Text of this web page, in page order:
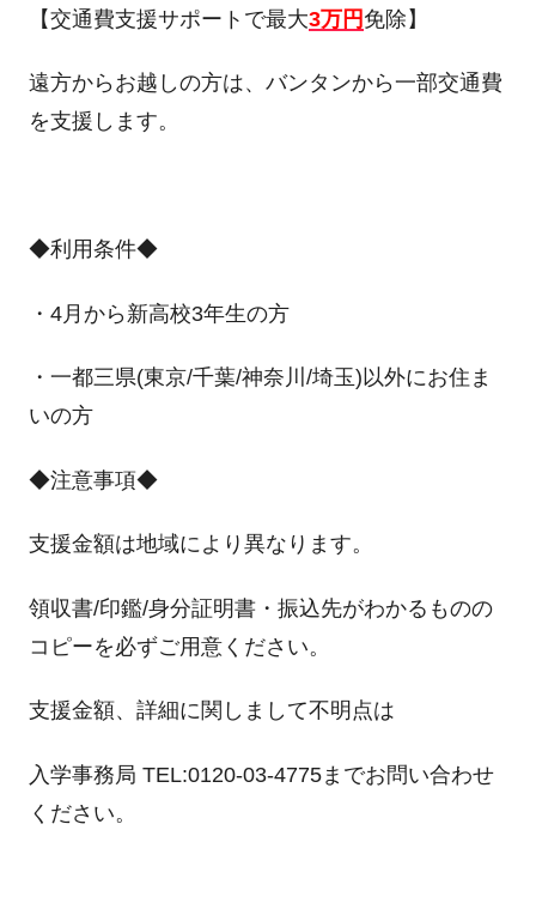
【交通費支援サポートで最大3万円 免除】
遠方からお越しの方は、バンタンから一部交通費
を支援します。
◆利用条件◆
・4月から新高校3年生の方
・一都三県(東京/千葉/神奈川/埼玉)以外にお住ま
いの方
◆注意事項◆
支援金額は地域により異なります。
領収書/印鑑/身分証明書・振込先がわかるものの
コピーを必ずご用意ください。
支援金額、詳細に関しまして不明点は
入学事務局 TEL:0120-03-4775までお問い合わせ
ください。